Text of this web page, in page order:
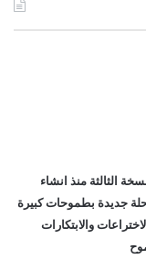
الثالثة منذ انشاء
مرحلة جديدة بطموحات كبيرة
والابتكارات